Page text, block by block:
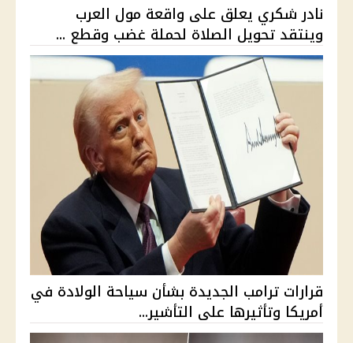
نادر شكري يعلق على واقعة مول العرب
وينتقد تحويل الصلاة لحملة غضب وقطع ...
قرارات ترامب الجديدة بشأن سياحة الولادة في
أمريكا وتأثيرها على التأشير...